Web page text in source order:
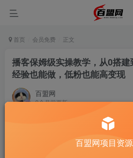
首页 会员免费 正文
播客保姆级实操教学，从0搭
经验也能做，低粉也能高变现
百盟网
9个月前更新
百盟网项目资